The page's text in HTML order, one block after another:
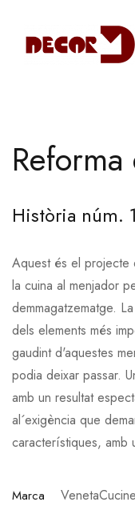
Història núm.
Aquest és el projecte
la cuina al menjador
demmagatzematge.
dels elements més
gaudint d'aquestes
podia deixar passar.
amb un resultat
al´exigència que
característiques, amb
Marca VenetaCucine